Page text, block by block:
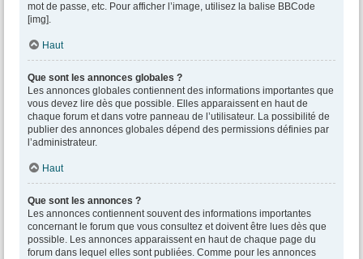
mot de passe, etc. Pour afficher l’image, utilisez la balise BBCode
[img].
Haut
Que sont les annonces globales ?
Les annonces globales contiennent des informations importantes que
vous devez lire dès que possible. Elles apparaissent en haut de
chaque forum et dans votre panneau de l’utilisateur. La possibilité de
publier des annonces globales dépend des permissions définies par
l’administrateur.
Haut
Que sont les annonces ?
Les annonces contiennent souvent des informations importantes
concernant le forum que vous consultez et doivent être lues dès que
possible. Les annonces apparaissent en haut de chaque page du
forum dans lequel elles sont publiées. Comme pour les annonces